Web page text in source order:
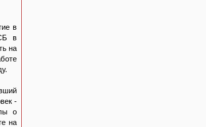
в
в
на
-
о
на